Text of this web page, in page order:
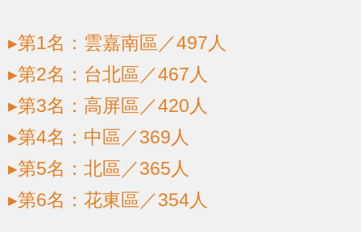
▸第1名：雲嘉南區／497人
▸第2名：台北區／467人
▸第3名：高屏區／420人
▸第4名：中區／369人
▸第5名：北區／365人
▸第6名：花東區／354人